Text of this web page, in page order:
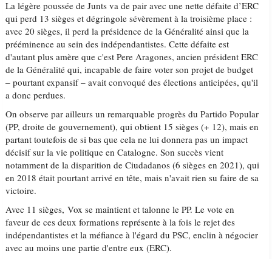
La légère poussée de Junts va de pair avec une nette défaite d’ERC
qui perd 13 sièges et dégringole sévèrement à la troisième place :
avec 20 sièges, il perd la présidence de la Généralité ainsi que la
prééminence au sein des indépendantistes. Cette défaite est
d'autant plus amère que c'est Pere Aragones, ancien président ERC
de la Généralité qui, incapable de faire voter son projet de budget
– pourtant expansif – avait convoqué des élections anticipées, qu'il
a donc perdues.
On observe par ailleurs un remarquable progrès du Partido Popular
(PP, droite de gouvernement), qui obtient 15 sièges (+ 12), mais en
partant toutefois de si bas que cela ne lui donnera pas un impact
décisif sur la vie politique en Catalogne. Son succès vient
notamment de la disparition de Ciudadanos (6 sièges en 2021), qui
en 2018 était pourtant arrivé en tête, mais n'avait rien su faire de sa
victoire.
Avec 11 sièges, Vox se maintient et talonne le PP. Le vote en
faveur de ces deux formations représente à la fois le rejet des
indépendantistes et la méfiance à l'égard du PSC, enclin à négocier
avec au moins une partie d'entre eux (ERC).